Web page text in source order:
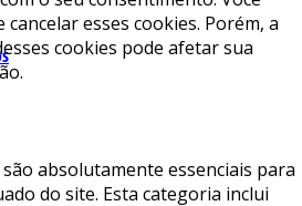
esses cookies. Porém, a
cookies pode afetar sua
absolutamente essenciais para
do site. Esta categoria inclui